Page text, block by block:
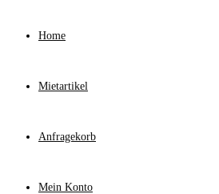
Home
Mietartikel
Anfragekorb
Mein Konto